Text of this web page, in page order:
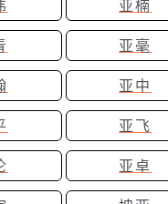
亚楠
亚毫
亚中
亚飞
亚卓